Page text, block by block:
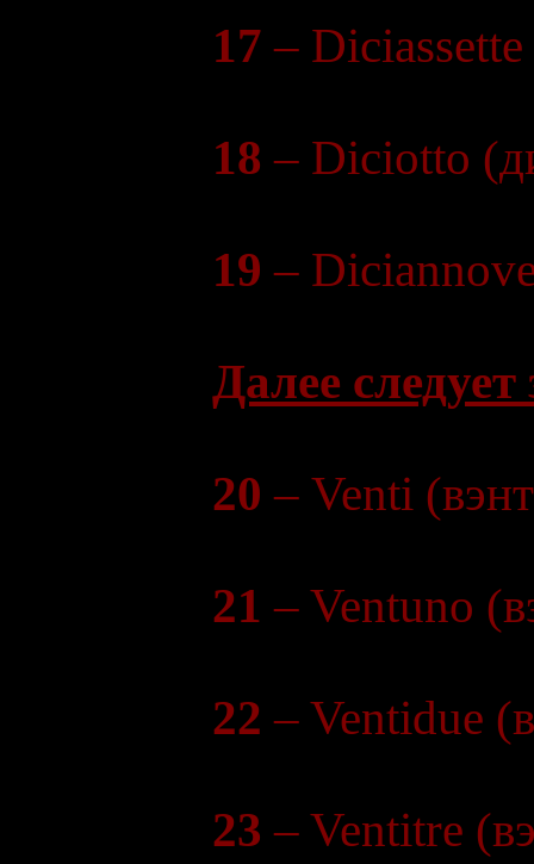
17 –
18 – Diciotto
19 –
Далее
20 – Venti
21 – Ventuno
22 – Ventidue
23 – Ventitre